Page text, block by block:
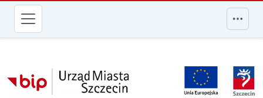
przejdź do głównego menu